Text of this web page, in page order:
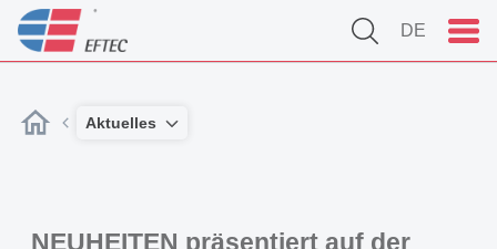
DE
Aktuelles
NEUHEITEN präsentiert auf der